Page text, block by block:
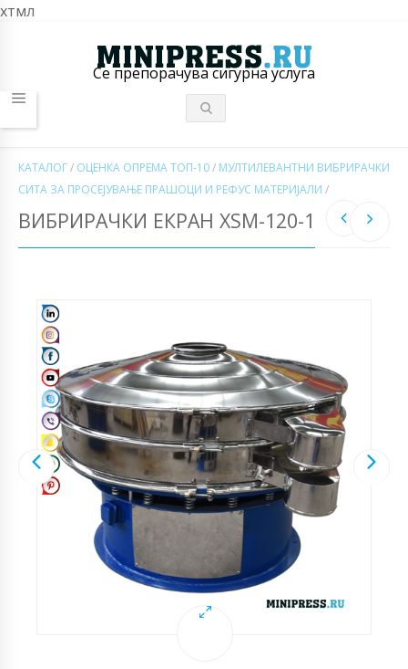
хтмл
Се препорачува сигурна услуга
КАТАЛОГ/ ОЦЕНКА ОПРЕМА ТОП-10/ МУЛТИЛЕВАНТНИ ВИБРИРАЧКИ
СИТА ЗА ПРОСЕЈУВАЊЕ ПРАШОЦИ И РЕФУС МАТЕРИЈАЛИ /
ВИБРИРАЧКИ ЕКРАН XSM-120-1